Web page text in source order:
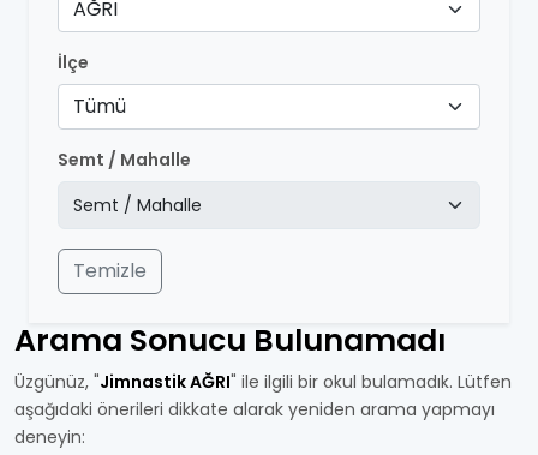
AĞRI
İlçe
Tümü
Semt / Mahalle
Temizle
Arama Sonucu Bulunamadı
Üzgünüz, "Jimnastik AĞRI" ile ilgili bir okul bulamadık. Lütfen
aşağıdaki önerileri dikkate alarak yeniden arama yapmayı
deneyin: